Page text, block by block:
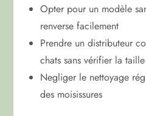
Opter pour un modèle
renverse facilement
Prendre un distributeur
chats sans vérifier la
Negliger le nettoyage
des moisissures